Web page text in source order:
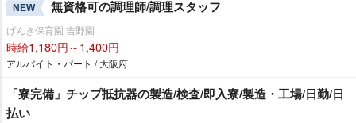
NEW 無資格可の調理師/調理スタッフ
げんき保育園 吉野園
時給1,180円～1,400円
アルバイト・パート / 大阪府
「寮完備」チップ抵抗器の製造/検査/即入寮/製造・工場/日勤/日
払い